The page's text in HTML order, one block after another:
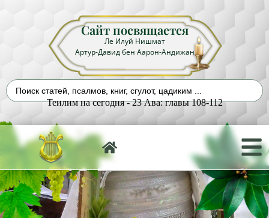
Сайт посвящается
Ле Илуй Нишмат
Артур-Давид бен Аарон-Андижан
Теилим на сегодня - 23 Ава: главы 108-112